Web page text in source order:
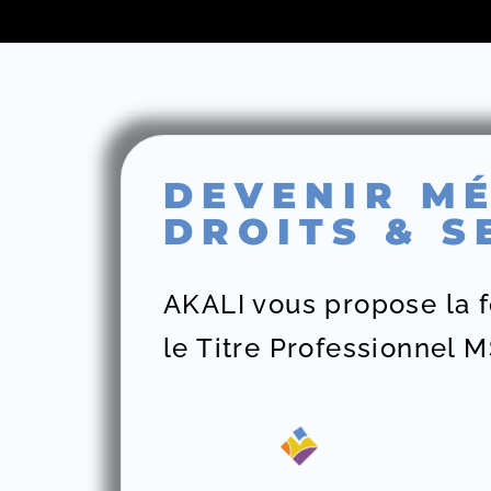
DEVENIR
DROITS &
AKALI vous propose la
le Titre Professionnel